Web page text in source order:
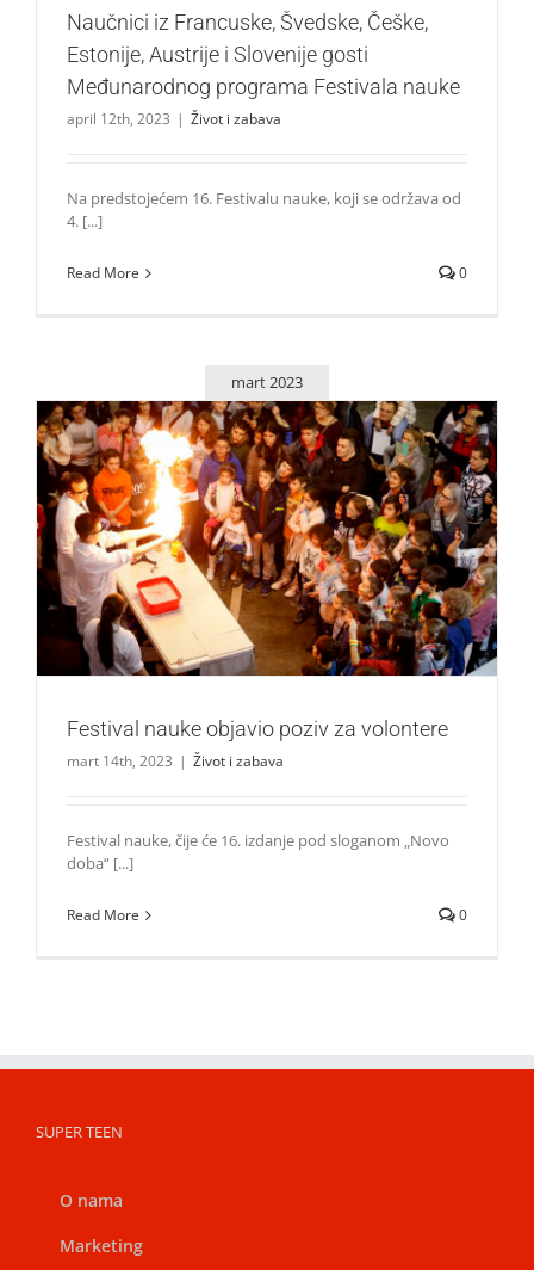
Naučnici iz Francuske, Švedske, Češke,
Estonije, Austrije i Slovenije gosti
Međunarodnog programa Festivala nauke
april 12th, 2023 | Život i zabava
Na predstojećem 16. Festivalu nauke, koji se održava od
4. [...]
Read More 0
mart 2023
Festival nauke objavio poziv za volontere
Život i zabava
Festival nauke objavio poziv za volontere
mart 14th, 2023 | Život i zabava
Festival nauke, čije će 16. izdanje pod sloganom „Novo
doba“ [...]
Read More 0
SUPER TEEN
O nama
Marketing